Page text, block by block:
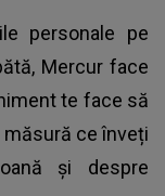
personale pe
Mercur face
te face să
ce înveți
și despre